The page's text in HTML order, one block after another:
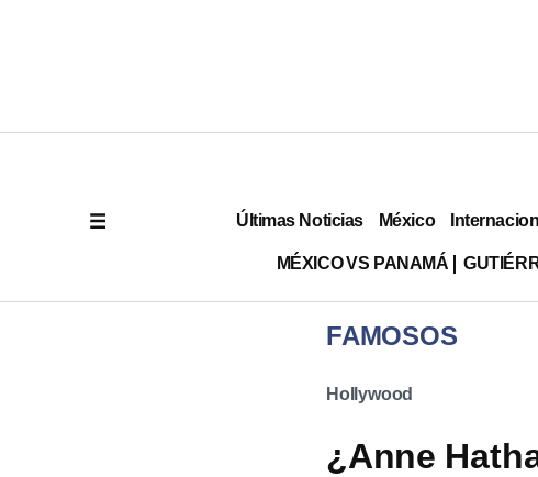
Últimas Noticias México
MÉXICO VS PANAMÁ
FAMOSOS
Hollywood
¿Anne